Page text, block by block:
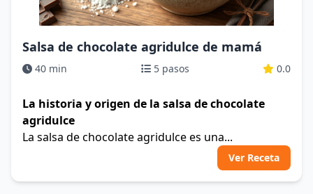
Salsa de chocolate agridulce de mamá
40 min 5 pasos 0.0
La historia y origen de la salsa de chocolate
agridulce
La salsa de chocolate agridulce es una...
Ver Receta